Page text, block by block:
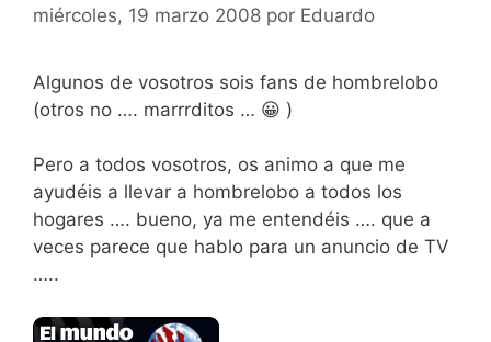
miércoles, 19 marzo 2008 por Eduardo
Algunos de vosotros sois fans de hombrelobo
(otros no …. marrrditos … 😀 )
Pero a todos vosotros, os animo a que me
ayudéis a llevar a hombrelobo a todos los
hogares …. bueno, ya me entendéis …. que a
veces parece que hablo para un anuncio de TV
…..